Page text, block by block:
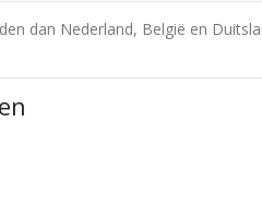
dan Nederland, België en